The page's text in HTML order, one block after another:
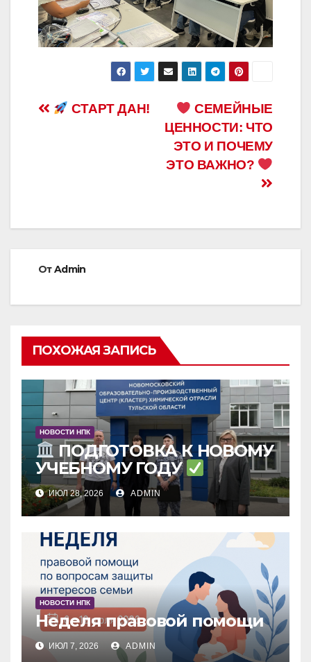
Навигация
СЕМЕЙНЫЕ
ЦЕННОСТИ: ЧТО
ЭТО И ПОЧЕМУ
ЭТО ВАЖНО?
СТАРТ ДАН!
ОтAdmin
ПОХОЖАЯ ЗАПИСЬ
НОВОСТИ НПК
ПОДГОТОВКА К НОВОМУ
УЧЕБНОМУ ГОДУ
ИЮЛ 28, 2026 ADMIN
НОВОСТИ НПК
Неделя правовой помощи
ИЮЛ 7, 2026 ADMIN